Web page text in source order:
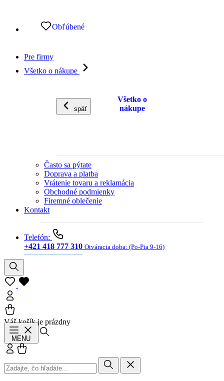
Obľúbené
Pre firmy
Všetko o nákupe
späť
Všetko o
nákupe
Často sa pýtate
Doprava a platba
Vrátenie tovaru a reklamácia
Obchodné podmienky
Firemné oblečenie
Kontakt
Telefón:
+421 418 777 310 Otváracia doba: (Po-Pia 9-16)
Váš košík je prázdny
MENU
Prihlásiť sa